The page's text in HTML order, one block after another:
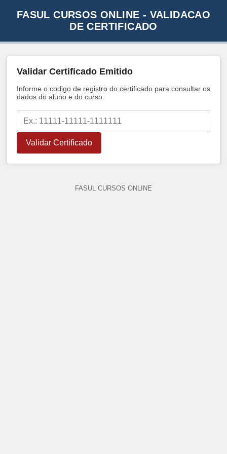
FASUL CURSOS ONLINE - VALIDACAO
DE CERTIFICADO
Validar Certificado Emitido
Informe o codigo de registro do certificado para consultar os
dados do aluno e do curso.
Validar Certificado
FASUL CURSOS ONLINE